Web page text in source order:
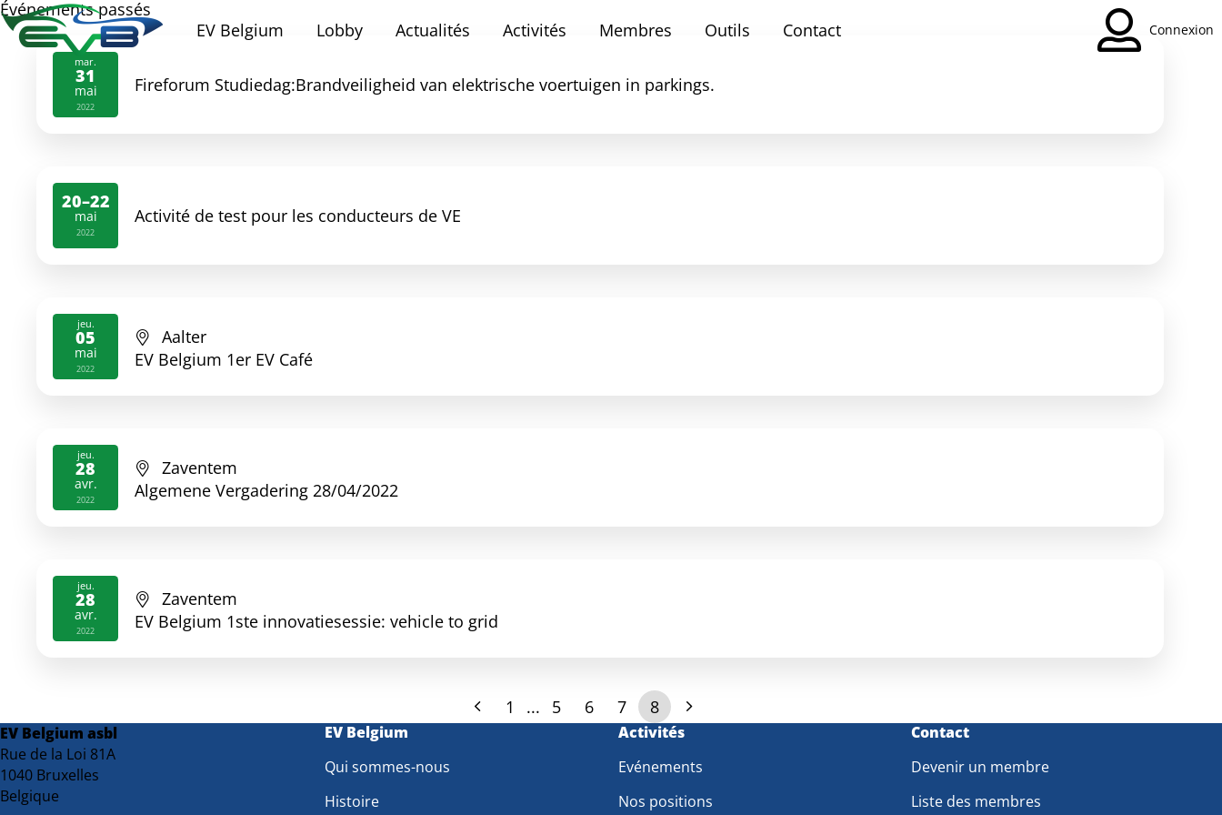
EV Belgium Lobby Actualités Activités Membres Outils Contact Connexion
Événements passés
mar.
31
mai
2022
Fireforum Studiedag:Brandveiligheid van elektrische voertuigen in parkings.
20–22
mai
2022
Activité de test pour les conducteurs de VE
jeu.
05
mai
2022
Aalter
EV Belgium 1er EV Café
jeu.
28
avr.
2022
Zaventem
Algemene Vergadering 28/04/2022
jeu.
28
avr.
2022
Zaventem
EV Belgium 1ste innovatiesessie: vehicle to grid
1 ... 5 6 7 8
EV Belgium asbl
Rue de la Loi 81A
1040 Bruxelles
Belgique
EV Belgium
Qui sommes-nous
Histoire
Activités
Evénements
Nos positions
Contact
Devenir un membre
Liste des membres